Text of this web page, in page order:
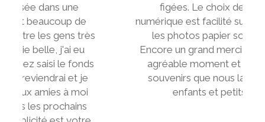
figées. Le choix des photos en
numérique est facilité sur un site dédié, et
les photos papier sont très belles.
Encore un grand merci Kristina pour cet
agréable moment et pour les beaux
souvenirs que nous laisserons à nos
enfants et petits enfants.